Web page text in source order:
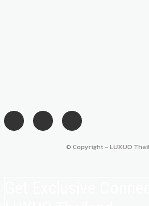
© Copyright - LUXUO